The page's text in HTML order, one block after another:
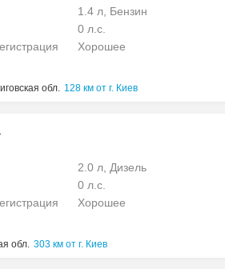
1.4 л, Бензин
0 л.с.
Хорошее
обл. 128 км от г. Киев
2.0 л, Дизель
0 л.с.
Хорошее
обл. 303 км от г. Киев